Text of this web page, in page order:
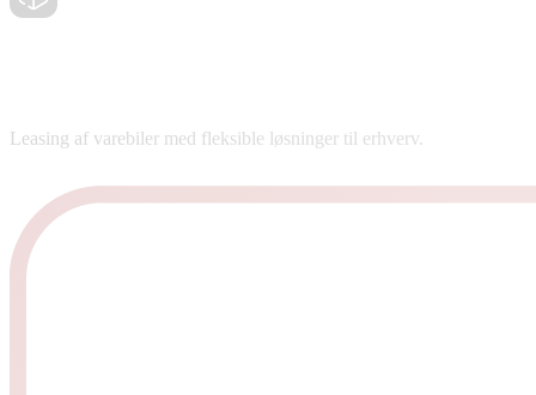
Leasing af varebiler med fleksible løsninger til erhverv.